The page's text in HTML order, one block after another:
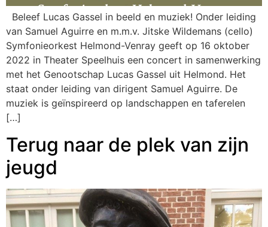
Beleef Lucas Gassel in beeld en muziek! Onder leiding
van Samuel Aguirre en m.m.v. Jitske Wildemans (cello)
Symfonieorkest Helmond-Venray geeft op 16 oktober
2022 in Theater Speelhuis een concert in samenwerking
met het Genootschap Lucas Gassel uit Helmond. Het
staat onder leiding van dirigent Samuel Aguirre. De
muziek is geïnspireerd op landschappen en taferelen
[…]
Terug naar de plek van zijn
jeugd